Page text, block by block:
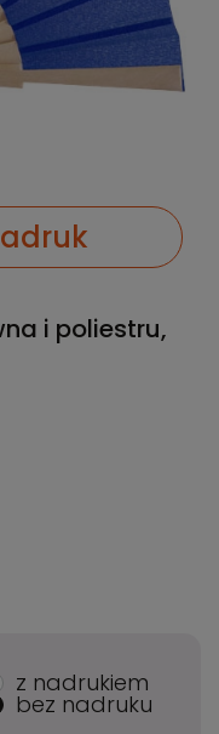
i poliestru,
z nadrukiem
bez nadruku